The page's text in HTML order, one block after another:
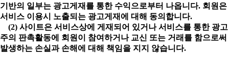
기반의 일부는 광고게재를 통한 수익으로부터 나옵니다. 회원은
서비스 이용시 노출되는 광고게재에 대해 동의합니다.
(2) 사이트은 서비스상에 게재되어 있거나 서비스를 통한 광고
주의 판촉활동에 회원이 참여하거나 교신 또는 거래를 함으로써
발생하는 손실과 손해에 대해 책임을 지지 않습니다.